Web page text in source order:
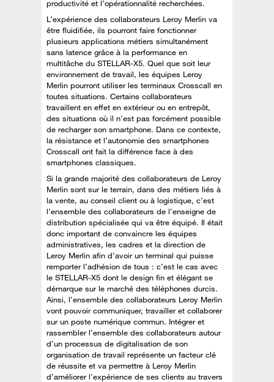
productivité et l’opérationnalité recherchées.
L’expérience des collaborateurs Leroy Merlin va
être fluidifiée, ils pourront faire fonctionner
plusieurs applications métiers simultanément
sans latence grâce à la performance en
multitâche du STELLAR-X5. Quel que soit leur
environnement de travail, les équipes Leroy
Merlin pourront utiliser les terminaux Crosscall en
toutes situations. Certains collaborateurs
travaillent en effet en extérieur ou en entrepôt,
des situations où il n’est pas forcément possible
de recharger son smartphone. Dans ce contexte,
la résistance et l’autonomie des smartphones
Crosscall ont fait la différence face à des
smartphones classiques.
Si la grande majorité des collaborateurs de Leroy
Merlin sont sur le terrain, dans des métiers liés à
la vente, au conseil client ou à logistique, c’est
l’ensemble des collaborateurs de l’enseigne de
distribution spécialisée qui va être équipé. Il était
donc important de convaincre les équipes
administratives, les cadres et la direction de
Leroy Merlin afin d’avoir un terminal qui puisse
remporter l’adhésion de tous : c’est le cas avec
le STELLAR-X5 dont le design fin et élégant se
démarque sur le marché des téléphones durcis.
Ainsi, l’ensemble des collaborateurs Leroy Merlin
vont pouvoir communiquer, travailler et collaborer
sur un poste numérique commun. Intégrer et
rassembler l’ensemble des collaborateurs autour
d’un processus de digitalisation de son
organisation de travail représente un facteur clé
de réussite et va permettre à Leroy Merlin
d’améliorer l’expérience de ses clients au travers